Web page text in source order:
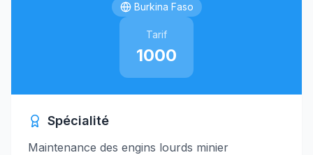
Burkina Faso
Tarif
1000
Spécialité
Maintenance des engins lourds minier